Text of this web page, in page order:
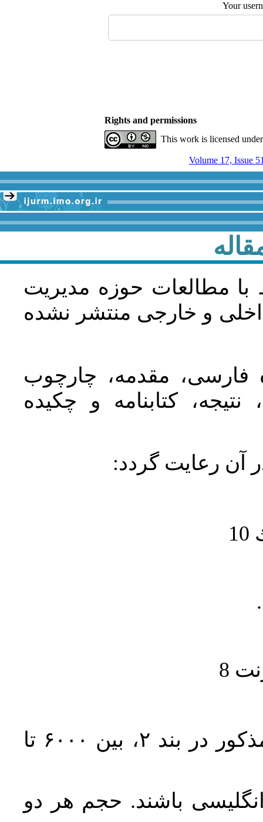
Your
Rights and permissions
This work is licensed
Volume 17, Issue
با مطالعات حوزه مديريت
و خارجی منتشر نشده
فارسی، مقدمه، چارچوب
کتابنامه و چکیده
آن رعايت گردد:
حجم کل مقاله با احتساب تمام بخش‌های مذکور در بند ۲، بین ۶۰۰۰ تا
باشند. حجم هر دو